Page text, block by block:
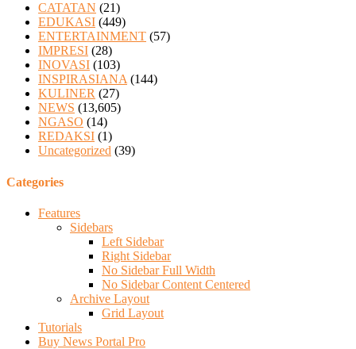
CATATAN (21)
EDUKASI (449)
ENTERTAINMENT (57)
IMPRESI (28)
INOVASI (103)
INSPIRASIANA (144)
KULINER (27)
NEWS (13,605)
NGASO (14)
REDAKSI (1)
Uncategorized (39)
Categories
Features
Sidebars
Left Sidebar
Right Sidebar
No Sidebar Full Width
No Sidebar Content Centered
Archive Layout
Grid Layout
Tutorials
Buy News Portal Pro